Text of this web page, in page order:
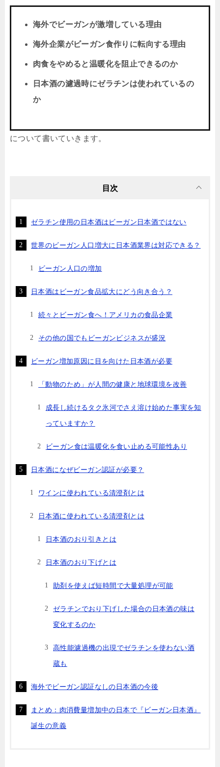
海外でビーガンが激増している理由
海外企業がビーガン食作りに転向する理由
肉食をやめると温暖化を阻止できるのか
日本酒の濾過時にゼラチンは使われているの
か
について書いていきます。
目次
ゼラチン使用の日本酒はビーガン日本酒ではない
世界のビーガン人口増大に日本酒業界は対応できる？
ビーガン人口の増加
日本酒はビーガン食品拡大にどう向き合う？
続々とビーガン食へ！アメリカの食品企業
その他の国でもビーガンビジネスが盛況
ビーガン増加原因に目を向けた日本酒が必要
「動物のため」が人間の健康と地球環境を改善
成長し続けるタク氷河でさえ溶け始めた事実を知
っていますか？
ビーガン食は温暖化を食い止める可能性あり
日本酒になぜビーガン認証が必要？
ワインに使われている清澄剤とは
日本酒に使われている清澄剤とは
日本酒のおり引きとは
日本酒のおり下げとは
助剤を使えば短時間で大量処理が可能
ゼラチンでおり下げした場合の日本酒の味は
変化するのか
高性能濾過機の出現でゼラチンを使わない酒
蔵も
海外でビーガン認証なしの日本酒の今後
まとめ：肉消費量増加中の日本で『ビーガン日本酒』
誕生の意義